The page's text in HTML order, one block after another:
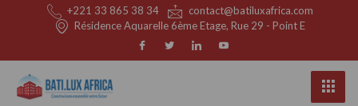
+221 33 865 38 34
contact@batiluxafrica.com
Résidence Aquarelle 6ème Etage, Rue 29 - Point E